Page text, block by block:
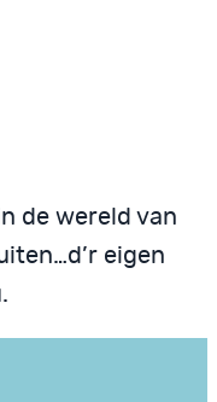
de wereld van
eigen